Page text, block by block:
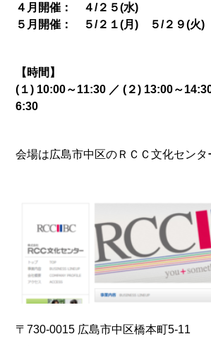
４月開催： ４/２５(水)
５月開催： ５/２１(月) ５/２９(火)
【時間】
(１) 10:00～11:30 ／ (２) 13:00～
6:30
会場は広島市中区のＲＣＣ文化センタ
〒730-0015 広島市中区橋本町5-11